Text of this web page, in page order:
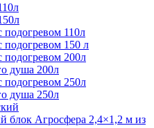
подогревом 110л
подогревом 150 л
подогревом 200л
душа 200л
подогревом 250л
душа 250л
блок Агросфера 2,4×1,2 м из